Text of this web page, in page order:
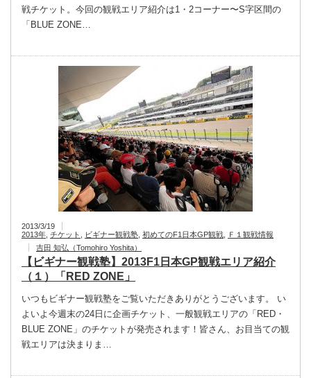
戦チケット。今回の観戦エリア紹介は1・2コーナー〜S字区間の
「BLUE ZONE…
2013/3/19
2013年 チケット ビギナー観戦塾 初めてのF1日本GP観戦
Ｆ１観戦情報
吉田 知弘（Tomohiro Yoshita）
【ビギナー観戦塾】2013F1日本GP観戦エリア紹介
（１）「RED ZONE」
いつもビギナー観戦塾をご覧いただきありがとうございます。 い
よいよ今週末の24日に企画チケット、一般観戦エリアの「RED・
BLUE ZONE」のチケットが発売されます！皆さん、お目当ての観
戦エリアは決まりま…